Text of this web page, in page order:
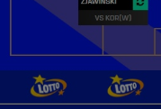
serwisach
pliki cookies pozwalają
użytkownika w oparciu o
internetowych, w tym w
społecznościowych. Te
naszych zewnętrznych